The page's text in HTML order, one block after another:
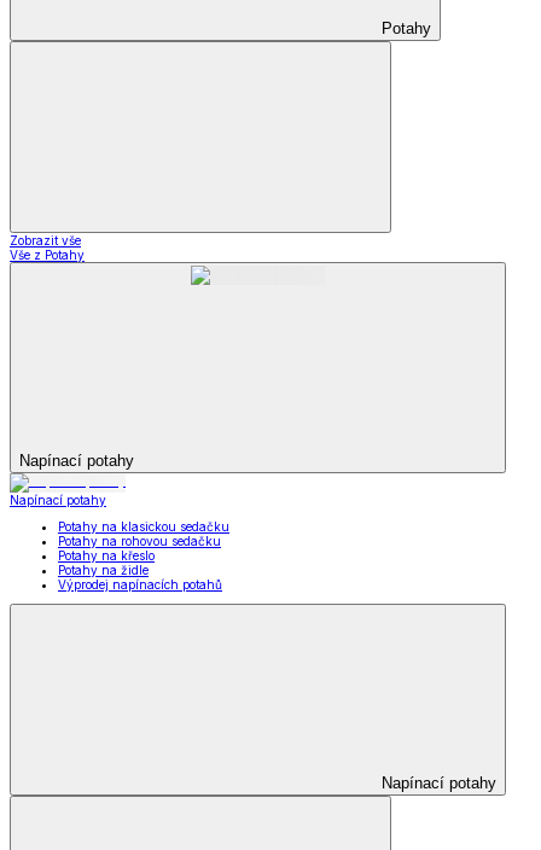
Potahy
Zobrazit vše
Vše z Potahy
Napínací potahy
Napínací potahy
Potahy na klasickou sedačku
Potahy na rohovou sedačku
Potahy na křeslo
Potahy na židle
Výprodej napínacích potahů
Napínací potahy